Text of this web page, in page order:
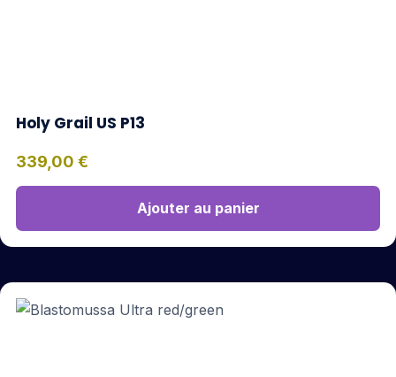
Holy Grail US P13
339,00 €
Ajouter au panier